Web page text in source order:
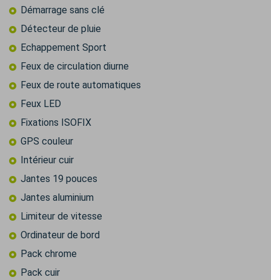
Démarrage sans clé
Détecteur de pluie
Echappement Sport
Feux de circulation diurne
Feux de route automatiques
Feux LED
Fixations ISOFIX
GPS couleur
Intérieur cuir
Jantes 19 pouces
Jantes aluminium
Limiteur de vitesse
Ordinateur de bord
Pack chrome
Pack cuir